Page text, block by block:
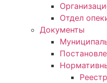
Отдел
Документы